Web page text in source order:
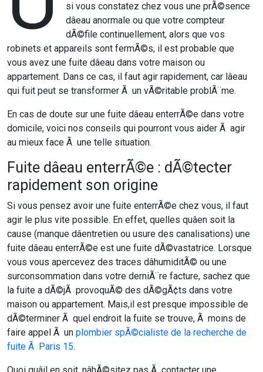
si vous constatez chez vous une prÃ©sence
dâeau anormale ou que votre compteur
dÃ©file continuellement, alors que vos
robinets et appareils sont fermÃ©s, il est probable que
vous avez une fuite dâeau dans votre maison ou
appartement. Dans ce cas, il faut agir rapidement, car lâeau
qui fuit peut se transformer Ã un vÃ©ritable problÃ¨me.
En cas de doute sur une fuite dâeau enterrÃ©e dans votre
domicile, voici nos conseils qui pourront vous aider Ã agir
au mieux face Ã une telle situation.
Fuite dâeau enterrÃ©e : dÃ©tecter
rapidement son origine
Si vous pensez avoir une fuite enterrÃ©e chez vous, il faut
agir le plus vite possible. En effet, quelles quâen soit la
cause (manque dâentretien ou usure des canalisations) une
fuite dâeau enterrÃ©e est une fuite dÃ©vastatrice. Lorsque
vous vous apercevez des traces dâhumiditÃ© ou une
surconsommation dans votre derniÃ¨re facture, sachez que
la fuite a dÃ©jÃ provoquÃ© des dÃ©gÃ¢ts dans votre
maison ou appartement. Mais,il est presque impossible de
dÃ©terminer Ã quel endroit la fuite se trouve, Ã moins de
faire appel Ã un plombier spÃ©cialiste de la recherche de
fuite Ã Paris 15.